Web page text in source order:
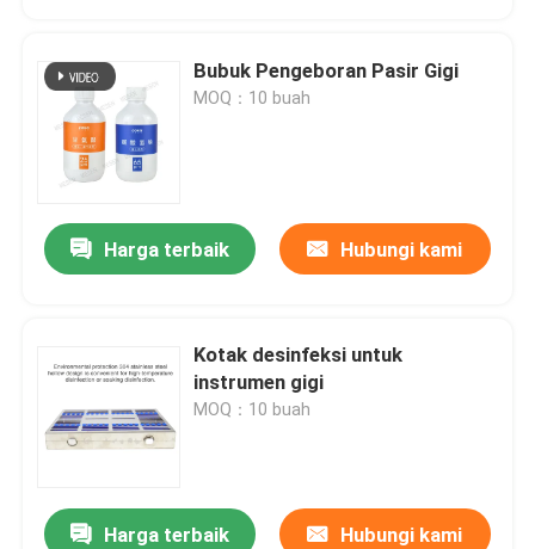
Bubuk Pengeboran Pasir Gigi
MOQ：10 buah
Harga terbaik Hubungi kami
Kotak desinfeksi untuk
instrumen gigi
MOQ：10 buah
Harga terbaik Hubungi kami